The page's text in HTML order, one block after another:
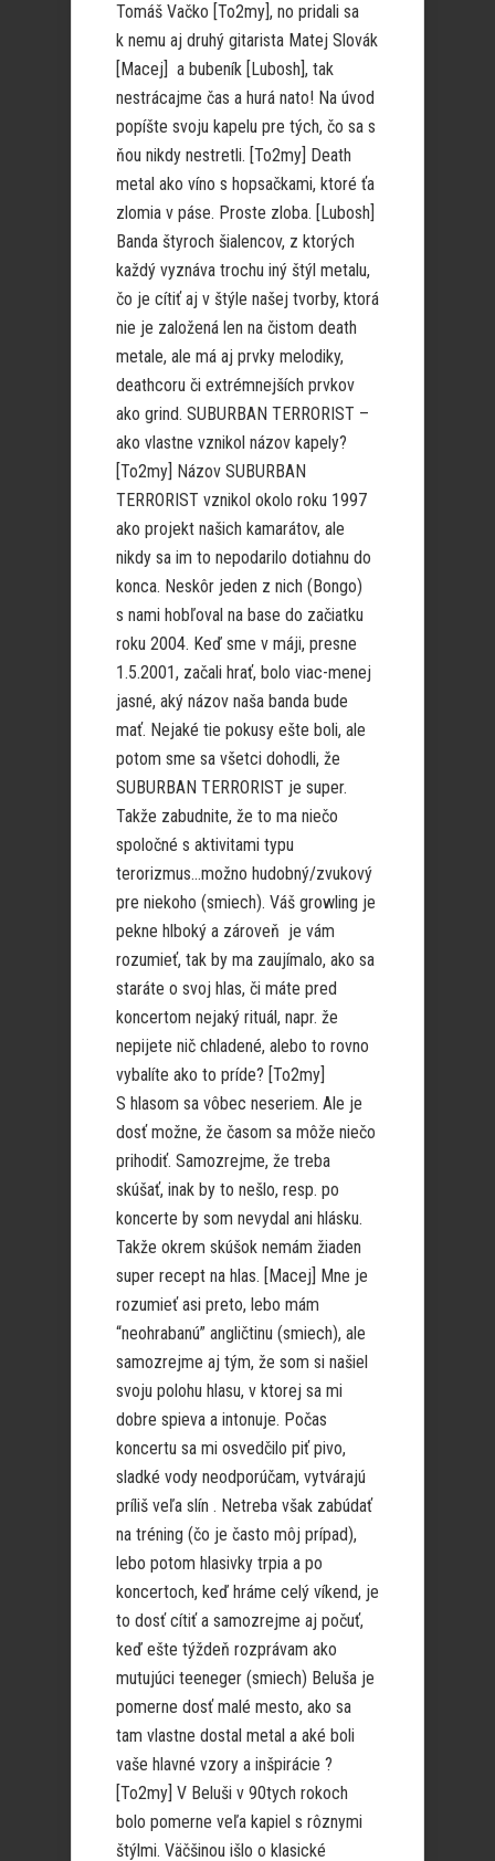
Tomáš Vačko [To2my], no pridali sa
k nemu aj druhý gitarista Matej Slovák
[Macej] a bubeník [Lubosh], tak
nestrácajme čas a hurá nato! Na úvod
popíšte svoju kapelu pre tých, čo sa s
ňou nikdy nestretli. [To2my] Death
metal ako víno s hopsačkami, ktoré ťa
zlomia v páse. Proste zloba. [Lubosh]
Banda štyroch šialencov, z ktorých
každý vyznáva trochu iný štýl metalu,
čo je cítiť aj v štýle našej tvorby, ktorá
nie je založená len na čistom death
metale, ale má aj prvky melodiky,
deathcoru či extrémnejších prvkov
ako grind. SUBURBAN TERRORIST –
ako vlastne vznikol názov kapely?
[To2my] Názov SUBURBAN
TERRORIST vznikol okolo roku 1997
ako projekt našich kamarátov, ale
nikdy sa im to nepodarilo dotiahnu do
konca. Neskôr jeden z nich (Bongo)
s nami hobľoval na base do začiatku
roku 2004. Keď sme v máji, presne
1.5.2001, začali hrať, bolo viac-menej
jasné, aký názov naša banda bude
mať. Nejaké tie pokusy ešte boli, ale
potom sme sa všetci dohodli, že
SUBURBAN TERRORIST je super.
Takže zabudnite, že to ma niečo
spoločné s aktivitami typu
terorizmus…možno hudobný/zvukový
pre niekoho (smiech). Váš growling je
pekne hlboký a zároveň je vám
rozumieť, tak by ma zaujímalo, ako sa
staráte o svoj hlas, či máte pred
koncertom nejaký rituál, napr. že
nepijete nič chladené, alebo to rovno
vybalíte ako to príde? [To2my]
S hlasom sa vôbec neseriem. Ale je
dosť možne, že časom sa môže niečo
prihodiť. Samozrejme, že treba
skúšať, inak by to nešlo, resp. po
koncerte by som nevydal ani hlásku.
Takže okrem skúšok nemám žiaden
super recept na hlas. [Macej] Mne je
rozumieť asi preto, lebo mám
“neohrabanú” angličtinu (smiech), ale
samozrejme aj tým, že som si našiel
svoju polohu hlasu, v ktorej sa mi
dobre spieva a intonuje. Počas
koncertu sa mi osvedčilo piť pivo,
sladké vody neodporúčam, vytvárajú
príliš veľa slín . Netreba však zabúdať
na tréning (čo je často môj prípad),
lebo potom hlasivky trpia a po
koncertoch, keď hráme celý víkend, je
to dosť cítiť a samozrejme aj počuť,
keď ešte týždeň rozprávam ako
mutujúci teeneger (smiech) Beluša je
pomerne dosť malé mesto, ako sa
tam vlastne dostal metal a aké boli
vaše hlavné vzory a inšpirácie ?
[To2my] V Beluši v 90tych rokoch
bolo pomerne veľa kapiel s rôznymi
štýlmi. Väčšinou išlo o klasické